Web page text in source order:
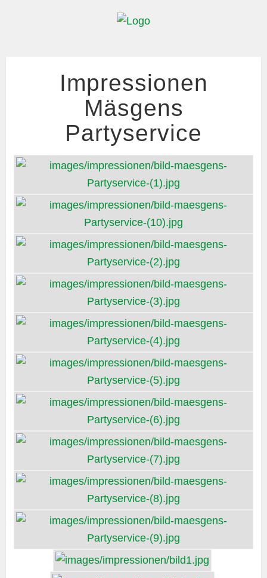
Impressionen
Mäsgens
Partyservice